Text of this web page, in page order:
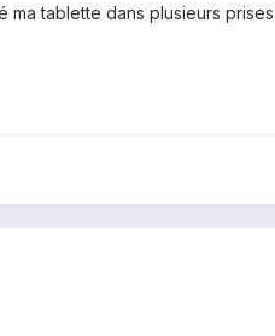
tablette dans plusieurs